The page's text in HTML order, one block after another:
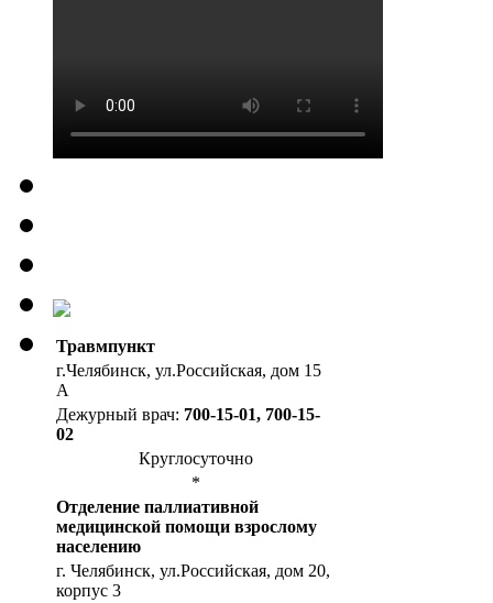
Травмпункт
г.Челябинск, ул.Российская, дом 15
А
Дежурный врач: 700-15-01, 700-15-
02
Круглосуточно
*
Отделение паллиативной
медицинской помощи взрослому
населению
г. Челябинск, ул.Российская, дом 20,
корпус 3